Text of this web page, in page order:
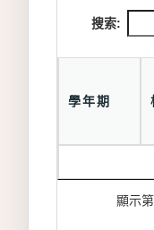
搜索:
學年期
顯示